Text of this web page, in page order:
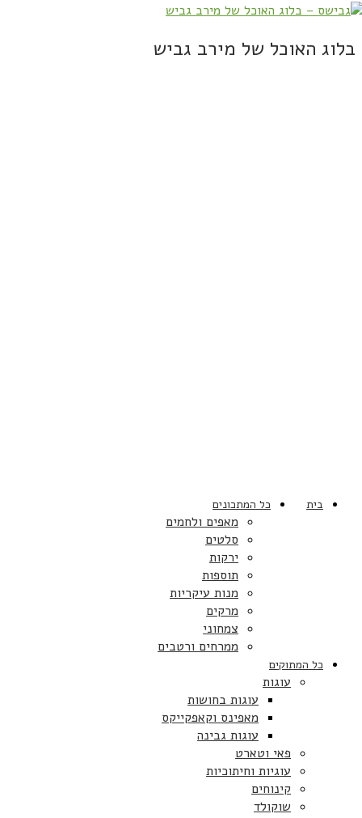
בלוג האוכל של מירב גביש
בית כל המתכונים
מאפים ולחמים
סלטים
ירקות
תוספות
מנות עיקריות
מרקים
צמחוני
ממרחים ורטבים
כל המתוקים
עוגות
עוגות בחושות
מאפינס וקאפקייקס
עוגות גבינה
פאי וטארט
עוגיות וחיתוכיות
קינוחים
שוקולד